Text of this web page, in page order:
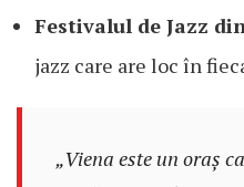
Festivalul de Jazz
jazz care are loc în
„Viena este un oraș